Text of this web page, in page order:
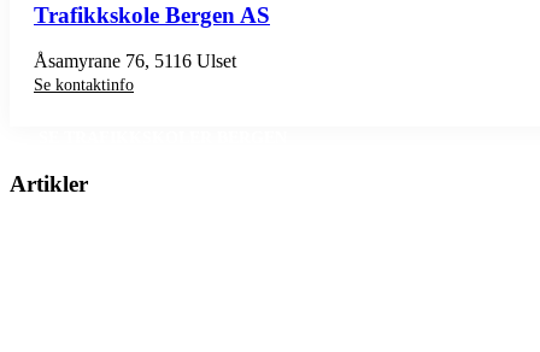
Trafikkskole Bergen AS
Åsamyrane 76, 5116 Ulset
Se kontaktinfo
Artikler